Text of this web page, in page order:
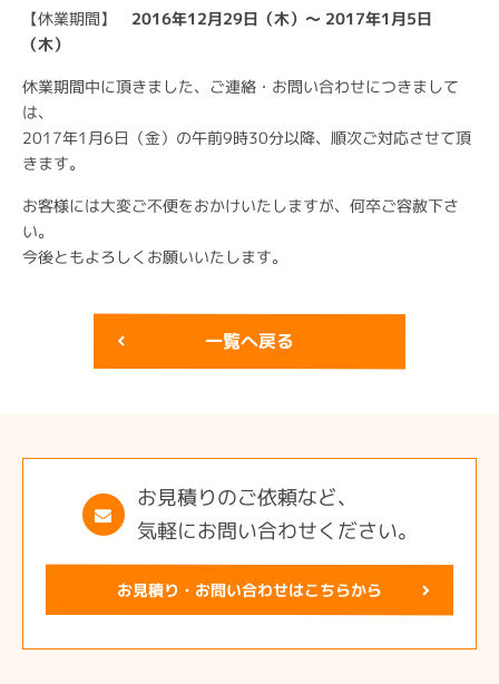
【休業期間】 2016年12月29日（木）～ 2017年1月5日
（木）
休業期間中に頂きました、ご連絡・お問い合わせにつきまして
は、
2017年1月6日（金）の午前9時30分以降、順次ご対応させて頂
きます。
お客様には大変ご不便をおかけいたしますが、何卒ご容赦下さ
い。
今後ともよろしくお願いいたします。
一覧へ戻る
お見積りのご依頼など、
気軽にお問い合わせください。
お見積り・お問い合わせはこちらから